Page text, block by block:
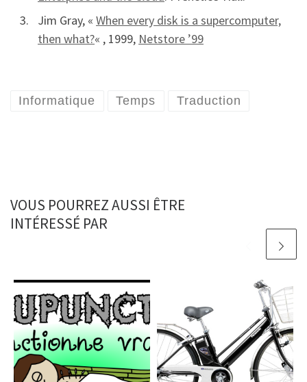
Jim Gray, « When every disk is a supercomputer,
then what?« , 1999, Netstore ’99
Informatique Temps Traduction
VOUS POURREZ AUSSI ÊTRE
INTÉRESSÉ PAR